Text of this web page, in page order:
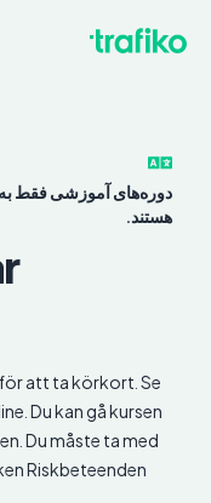
دوره‌های آموزشی فقط
هستند.
att ta körkort. Se
Du kan gå kursen
Du måste ta med
Riskbeteenden